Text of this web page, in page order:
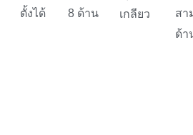
ตั้งได้
8 ด้าน
เกลียว
สา
ด้า